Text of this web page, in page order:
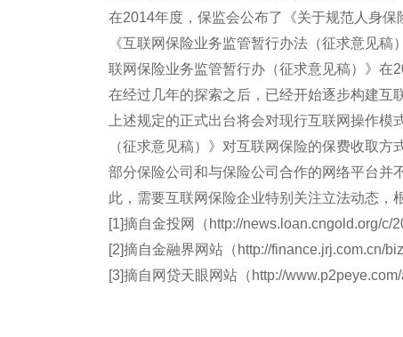
在2014年度，保监会公布了《关于规范人身保
《互联网保险业务监管暂行办法（征求意见
联网保险业务监管暂行办（征求意见稿）》在
在经过几年的探索之后，已经开始逐步构建互
上述规定的正式出台将会对现行互联网操作
（征求意见稿）》对互联网保险的保费收取
部分保险公司和与保险公司合作的网络平台并
此，需要互联网保险企业特别关注立法动态，
[1]摘自金投网（http://news.loan.cngold.org/c/
[2]摘自金融界网站（http://finance.jrj.com.cn/
[3]摘自网贷天眼网站（http://